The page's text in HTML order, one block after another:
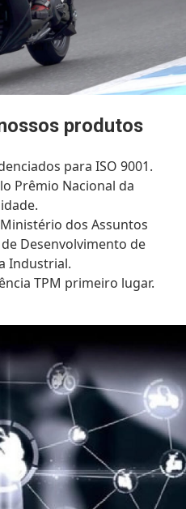
produtos
para ISO 9001.
Prêmio Nacional da
dos Assuntos
Desenvolvimento de
Industrial.
TPM primeiro lugar.